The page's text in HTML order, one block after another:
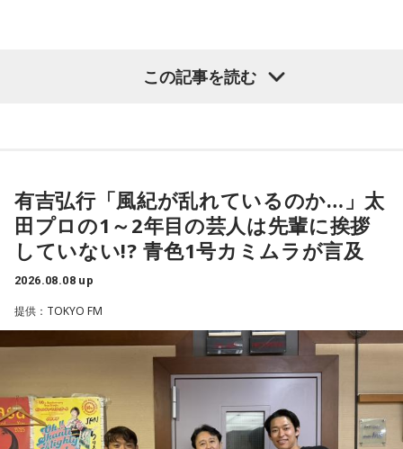
番組名：SPORTS BEAT supported by TOYOTA
放送日時：毎週土曜 10:00～10:50
パーソナリティ：藤木直人、高見侑里
番組Webサイト：https://www.tfm.co.jp/beat/
番組公式X：@SPORTSBEAT_TFM
ブラジル戦のときも「守ろう」という気持ちはなくても、ブ
だ、これは日本だけではなく、アルゼンチンと対戦したイン
グランドもそういう展開になったんですよ。サッカーってそ
ういうスポーツなんですよね。
つまり、ベンチから何か言っても（すぐに戦術を）変えられ
るほど簡単なスポーツではないんです。なぜならば、相手が
それに対してまた変化をしてくるから。だから“個”の力を高め
て、時間をつくれる選手が重要になってくるということです
ね。
◆世界で戦うために必要な“個”の力
藤木：今回、日本代表はケガ人が続出しましたが、それでも
あの戦いができたというのは、選手層も相当厚くなったとい
とがあると切り出し、「賞レースで結果を残していないコン
ビ、（芸歴18年目の）ぐりんぴーすがよく愚痴をこぼしてい
るのは、最近の後輩は挨拶をしてくれないんだって（笑）」
と暴露します。
有吉自身は、今では後輩から挨拶されないことがまったくな
いため分からないと前置きしつつ、「ぐりんぴーすがそう言
っていたから……その辺はどう？ 風紀が乱れているかどうか」
と質問します。
これに対して、カミムラは「ぐりんぴーすさんが言っている
のは、1～2年目の芸人の子たちだと思うんですけど……たぶ
ん、その子たちは本当に挨拶していないと思います」と苦笑
この記事を読む
有吉弘行「風紀が乱れているのか…」太
田プロの1～2年目の芸人は先輩に挨拶
していない!? 青色1号カミムラが言及
2026.08.08 up
提供：TOKYO FM